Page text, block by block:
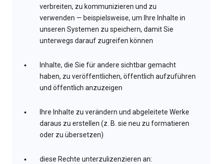
verbreiten, zu kommunizieren und zu
verwenden — beispielsweise, um Ihre Inhalte in
unseren Systemen zu speichern, damit Sie
unterwegs darauf zugreifen können
Inhalte, die Sie für andere sichtbar gemacht
haben, zu veröffentlichen, öffentlich aufzuführen
und öffentlich anzuzeigen
Ihre Inhalte zu verändern und abgeleitete Werke
daraus zu erstellen (z. B. sie neu zu formatieren
oder zu übersetzen)
diese Rechte unterzulizenzieren an: